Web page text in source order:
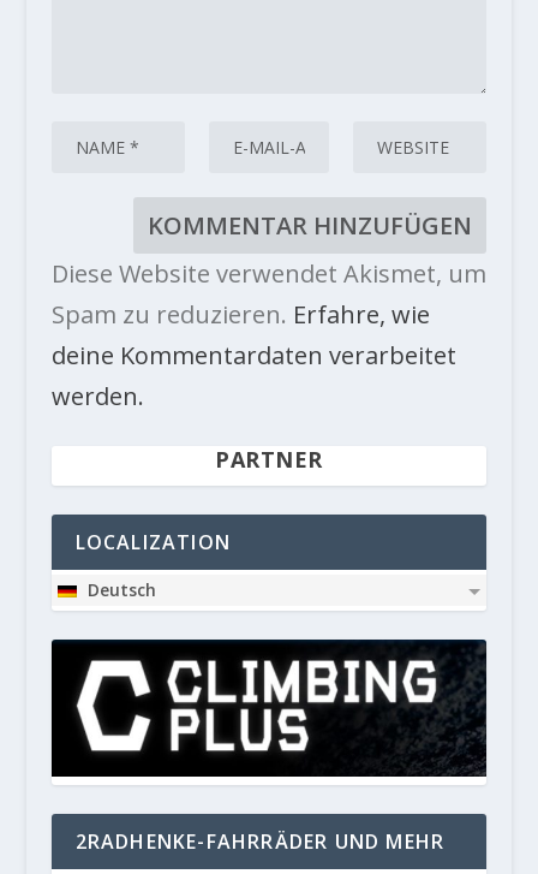
Diese Website verwendet Akismet, um
Spam zu reduzieren. Erfahre, wie
deine Kommentardaten verarbeitet
werden.
PARTNER
LOCALIZATION
Deutsch
2RADHENKE-FAHRRÄDER UND MEHR